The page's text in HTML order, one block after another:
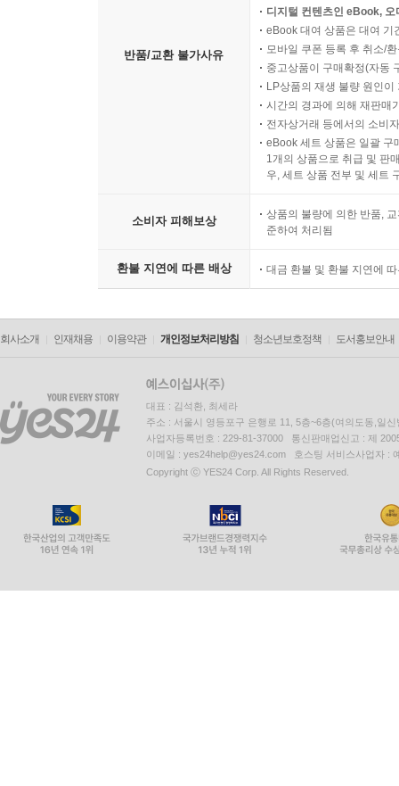
반품/교환 불가사유
디지털 컨텐츠인 eBook,
eBook 대여 상품은 대여 기
모바일 쿠폰 등록 후 취소/
중고상품이 구매확정(자동
LP상품의 재생 불량 원인
시간의 경과에 의해 재판매
전자상거래 등에서의 소비
eBook 세트 상품은 일괄 구
1개의 상품으로 취급 및 판
우, 세트 상품 전부 및 세트
소비자 피해보상
상품의 불량에 의한 반품,
준하여 처리됨
환불 지연에 따른 배상 대금 환불 및 환불 지연에
회사소개 인재채용 이용약관 개인정보처리방침 청소년보호정책 도서홍보안내
대표 : 김석환, 최세라
주소 : 서울시 영등포구 은행로 11, 5층~6층(여의도동,일신
사업자등록번호 : 229-81-37000 통신판매업신고 : 제
이메일 : yes24help@yes24.com 호스팅 서비스사업자 :
Copyright ⓒ YES24 Corp. All Rights Reserved.